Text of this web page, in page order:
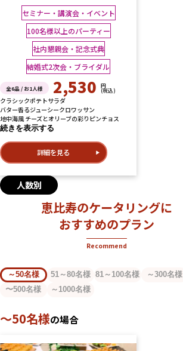
セミナー・講演会・イベント
100名様以上のパーティー
社内懇親会・記念式典
結婚式2次会・ブライダル
全6品 / お1人様 2,530 円
(税込)
クラシックポテトサラダ
バター香るジューシークロワッサン
地中海風 チーズとオリーブの彩りピンチョス
続きを表示する
詳細を見る
人数別
恵比寿のケータリングに
おすすめのプラン
Recommend
～50名様 51～80名様 81～100名様
～300名様
〜500名様
～1000名様
～50名様の場合